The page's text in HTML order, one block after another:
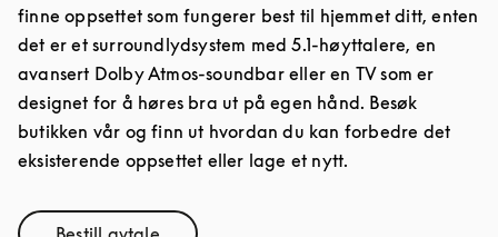
finne oppsettet som fungerer best til hjemmet ditt, enten
det er et surroundlydsystem med 5.1-høyttalere, en
avansert Dolby Atmos-soundbar eller en TV som er
designet for å høres bra ut på egen hånd. Besøk
butikken vår og finn ut hvordan du kan forbedre det
eksisterende oppsettet eller lage et nytt.